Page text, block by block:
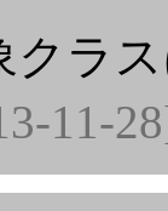
クラ
11-